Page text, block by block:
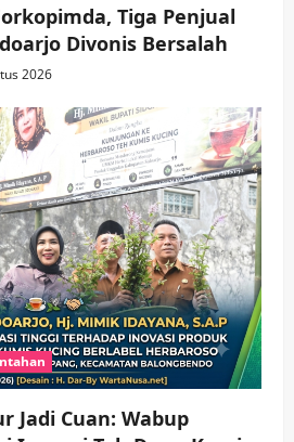
Tiga Penjual
Divonis Bersalah
2026
Jadi Cuan: Wabup